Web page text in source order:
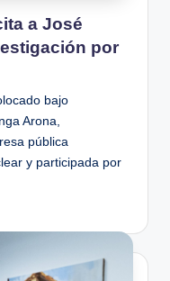
a José
por
bajo
Arona,
pública
y participada por